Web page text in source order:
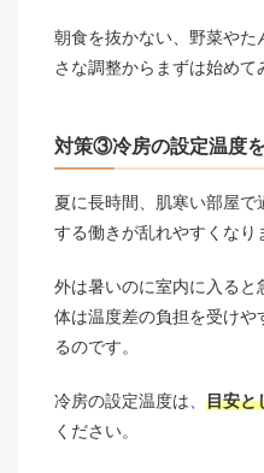
朝食を抜かない、野菜や
さな調整からまずは始めて
対策③冷房の設定温度
夏に長時間、肌寒い部屋
する働きが乱れやすくなり
外は暑いのに室内に入ると
体は温度差の負担を受け
るのです。
冷房の設定温度は、 目安と
ください。